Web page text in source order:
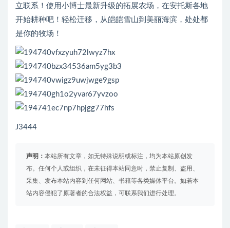
立联系！使用小博士最新升级的拓展农场，在安托斯各地
开始耕种吧！轻松迁移，从皑皑雪山到美丽海滨，处处都
是你的牧场！
J3444
声明： 本站所有文章，如无特殊说明或标注，均为本站原创发
布。任何个人或组织，在未征得本站同意时，禁止复制、盗用、
采集、发布本站内容到任何网站、书籍等各类媒体平台。如若本
站内容侵犯了原著者的合法权益，可联系我们进行处理。